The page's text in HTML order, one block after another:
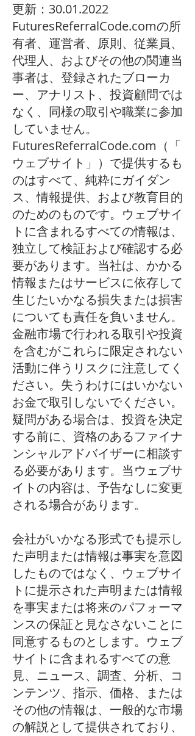
更新：30.01.2022
FuturesReferralCode.comの所
有者、運営者、原則、従業員、
代理人、およびその他の関連当
事者は、登録されたブローカ
ー、アナリスト、投資顧問では
なく、同様の取引や職業に参加
していません。
FuturesReferralCode.com（「
ウェブサイト」）で提供するも
のはすべて、純粋にガイダン
ス、情報提供、および教育目的
のためのものです。ウェブサイ
トに含まれるすべての情報は、
独立して検証および確認する必
要があります。当社は、かかる
情報またはサービスに依存して
生じたいかなる損失または損害
についても責任を負いません。
金融市場で行われる取引や投資
を含むがこれらに限定されない
活動に伴うリスクに注意してく
ださい。失うわけにはいかない
お金で取引しないでください。
疑問がある場合は、投資を決定
する前に、資格のあるファイナ
ンシャルアドバイザーに相談す
る必要があります。当ウェブサ
イトの内容は、予告なしに変更
される場合があります。
会社がいかなる形式でも提示し
た声明または情報は事実を意図
したものではなく、ウェブサイ
トに提示された声明または情報
を事実または将来のパフォーマ
ンスの保証と見なさないことに
同意するものとします。ウェブ
サイトに含まれるすべての意
見、ニュース、調査、分析、コ
ンテンツ、指示、価格、または
その他の情報は、一般的な市場
の解説として提供されており、